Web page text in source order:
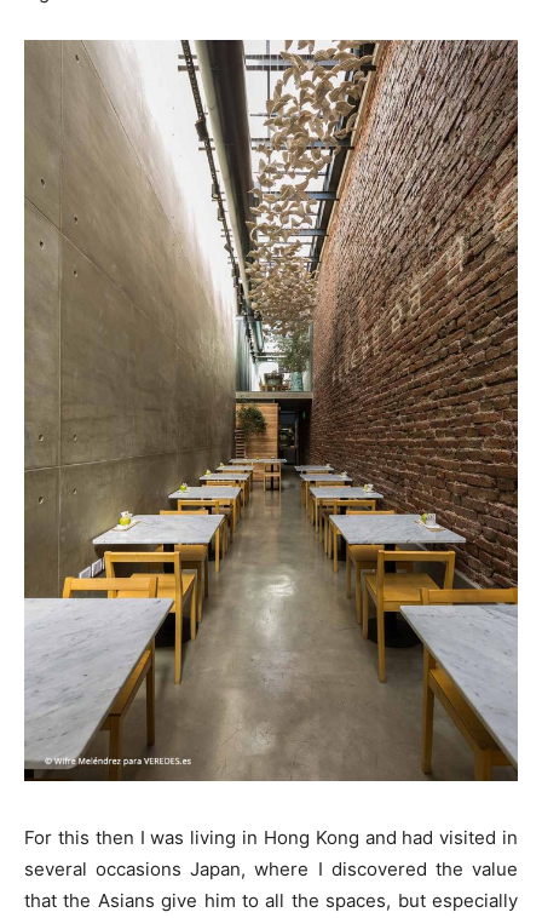
For this then I was living in Hong Kong and had visited in
several occasions Japan, where I discovered the value
that the Asians give him to all the spaces, but especially